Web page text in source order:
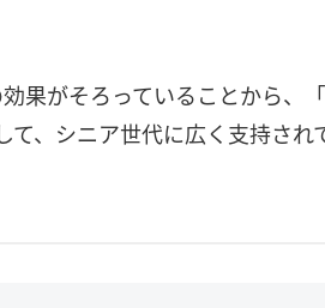
果がそろっていることから、
、シニア世代に広く支持され